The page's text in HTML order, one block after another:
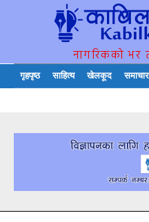
नागरिकको
गृहपृष्ठ साहित्य खेलकूद समाचार